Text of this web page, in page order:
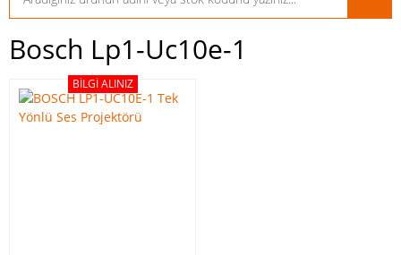
Bosch Lp1-Uc10e-1
BILGI ALINIZ